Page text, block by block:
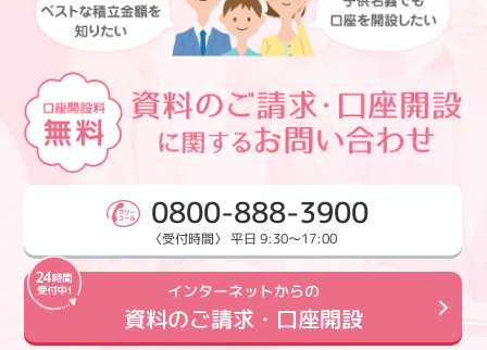
0800-888-3900
〈受付時間〉 平日 9:30～17:00
インターネットからの
資料のご請求・口座開設